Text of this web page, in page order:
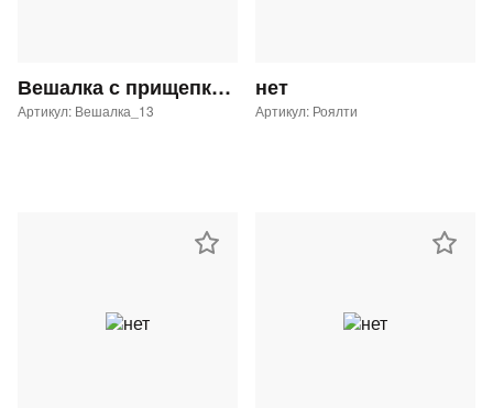
Вешалка с прищепками GL-29 с таргеткой Button Blue
Артикул: Вешалка_13
нет
Артикул: Роялти